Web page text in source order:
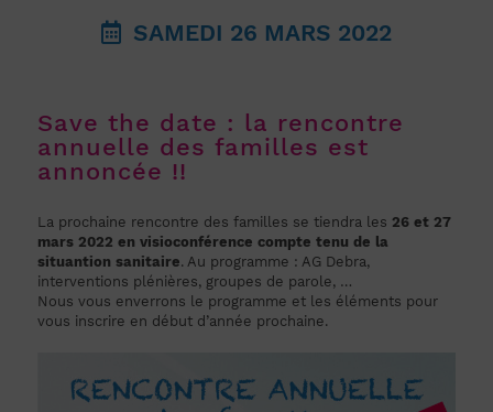
SAMEDI 26 MARS 2022
Save the date : la rencontre
annuelle des familles est
annoncée !!
La prochaine rencontre des familles se tiendra les 26 et 27
mars 2022 en visioconférence compte tenu de la
situantion sanitaire. Au programme : AG Debra,
interventions plénières, groupes de parole, …
Nous vous enverrons le programme et les éléments pour
vous inscrire en début d’année prochaine.